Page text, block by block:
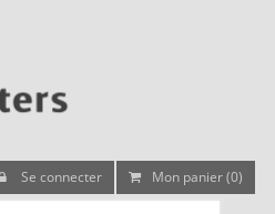
Se connecter Mon panier (0)